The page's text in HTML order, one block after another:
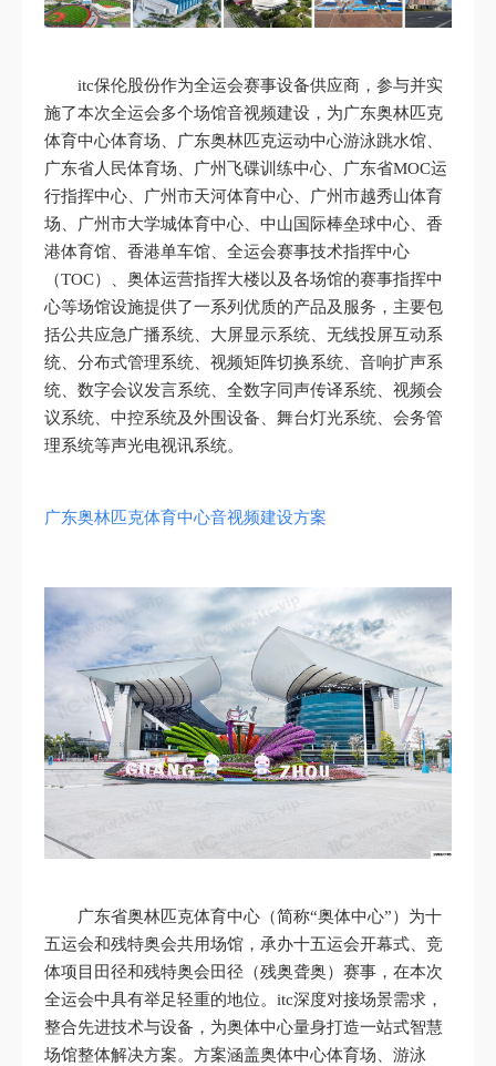
itc保伦股份作为全运会赛事设备供应商，参与并实
施了本次全运会多个场馆音视频建设，为广东奥林匹克
体育中心体育场、广东奥林匹克运动中心游泳跳水馆、
广东省人民体育场、广州飞碟训练中心、广东省MOC运
行指挥中心、广州市天河体育中心、广州市越秀山体育
场、广州市大学城体育中心、中山国际棒垒球中心、香
港体育馆、香港单车馆、全运会赛事技术指挥中心
（TOC）、奥体运营指挥大楼以及各场馆的赛事指挥中
心等场馆设施提供了一系列优质的产品及服务，主要包
括公共应急广播系统、大屏显示系统、无线投屏互动系
统、分布式管理系统、视频矩阵切换系统、音响扩声系
统、数字会议发言系统、全数字同声传译系统、视频会
议系统、中控系统及外围设备、舞台灯光系统、会务管
理系统等声光电视讯系统。
广东奥林匹克体育中心音视频建设方案
广东省奥林匹克体育中心（简称“奥体中心”）为十
五运会和残特奥会共用场馆，承办十五运会开幕式、竞
体项目田径和残特奥会田径（残奥聋奥）赛事，在本次
全运会中具有举足轻重的地位。itc深度对接场景需求，
整合先进技术与设备，为奥体中心量身打造一站式智慧
场馆整体解决方案。方案涵盖奥体中心体育场、游泳